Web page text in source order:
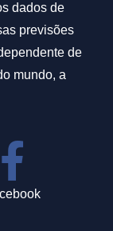
dados de
previsões
de
mundo, a